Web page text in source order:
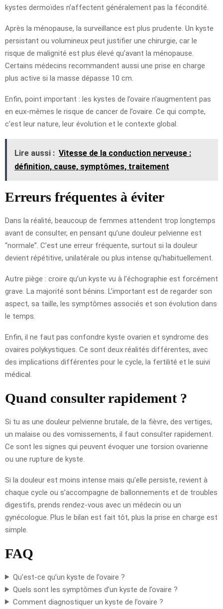
kystes dermoïdes n’affectent généralement pas la fécondité.
Après la ménopause, la surveillance est plus prudente. Un kyste
persistant ou volumineux peut justifier une chirurgie, car le
risque de malignité est plus élevé qu’avant la ménopause.
Certains médecins recommandent aussi une prise en charge
plus active si la masse dépasse 10 cm.
Enfin, point important : les kystes de l’ovaire n’augmentent pas
en eux-mêmes le risque de cancer de l’ovaire. Ce qui compte,
c’est leur nature, leur évolution et le contexte global.
Lire aussi : Vitesse de la conduction nerveuse :
définition, cause, symptômes, traitement
Erreurs fréquentes à éviter
Dans la réalité, beaucoup de femmes attendent trop longtemps
avant de consulter, en pensant qu’une douleur pelvienne est
“normale”. C’est une erreur fréquente, surtout si la douleur
devient répétitive, unilatérale ou plus intense qu’habituellement.
Autre piège : croire qu’un kyste vu à l’échographie est forcément
grave. La majorité sont bénins. L’important est de regarder son
aspect, sa taille, les symptômes associés et son évolution dans
le temps.
Enfin, il ne faut pas confondre kyste ovarien et syndrome des
ovaires polykystiques. Ce sont deux réalités différentes, avec
des implications différentes pour le cycle, la fertilité et le suivi
médical.
Quand consulter rapidement ?
Si tu as une douleur pelvienne brutale, de la fièvre, des vertiges,
un malaise ou des vomissements, il faut consulter rapidement.
Ce sont les signes qui peuvent évoquer une torsion ovarienne
ou une rupture de kyste.
Si la douleur est moins intense mais qu’elle persiste, revient à
chaque cycle ou s’accompagne de ballonnements et de troubles
digestifs, prends rendez-vous avec un médecin ou un
gynécologue. Plus le bilan est fait tôt, plus la prise en charge est
simple.
FAQ
Qu’est-ce qu’un kyste de l’ovaire ?
Quels sont les symptômes d’un kyste de l’ovaire ?
Comment diagnostiquer un kyste de l’ovaire ?